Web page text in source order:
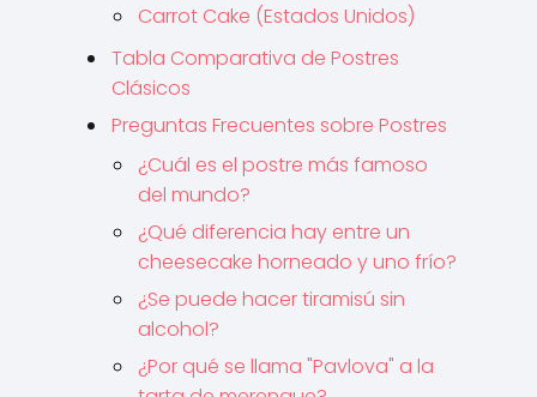
Carrot Cake (Estados Unidos)
Tabla Comparativa de Postres
Clásicos
Preguntas Frecuentes sobre Postres
¿Cuál es el postre más famoso
del mundo?
¿Qué diferencia hay entre un
cheesecake horneado y uno frío?
¿Se puede hacer tiramisú sin
alcohol?
¿Por qué se llama "Pavlova" a la